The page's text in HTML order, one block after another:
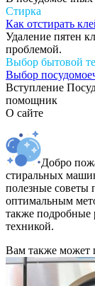
Стирка
Как отстирать
Удаление пятен
проблемой.
Выбор бытовой
Выбор
Вступление
помощник
О сайте
Добро
стиральных
полезные
оптимальным
также подробные
техникой.
Вам также может